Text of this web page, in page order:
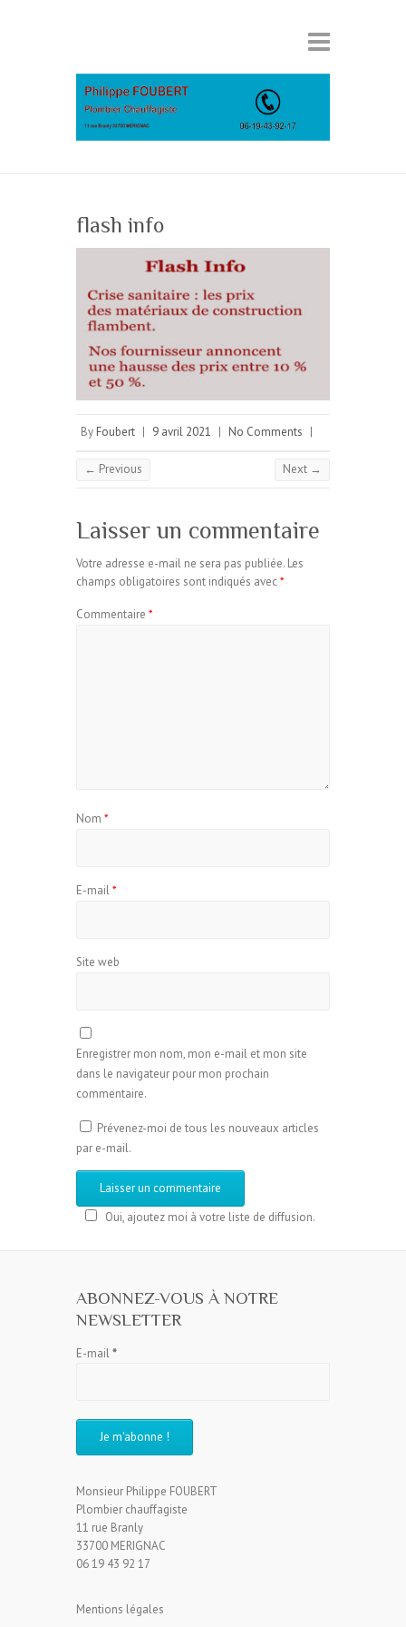
flash info
By Foubert | 9 avril 2021 | No Comments |
← Previous Next →
Laisser un commentaire
Votre adresse e-mail ne sera pas publiée. Les
champs obligatoires sont indiqués avec*
Commentaire *
Nom *
E-mail*
Site web
Enregistrer mon nom, mon e-mail et mon site
dans le navigateur pour mon prochain
commentaire.
Prévenez-moi de tous les nouveaux articles
par e-mail.
Oui, ajoutez moi à votre liste de diffusion.
ABONNEZ-VOUS À NOTRE
NEWSLETTER
E-mail*
Monsieur Philippe FOUBERT
Plombier chauffagiste
11 rue Branly
33700 MERIGNAC
06 19 43 92 17
Mentions légales